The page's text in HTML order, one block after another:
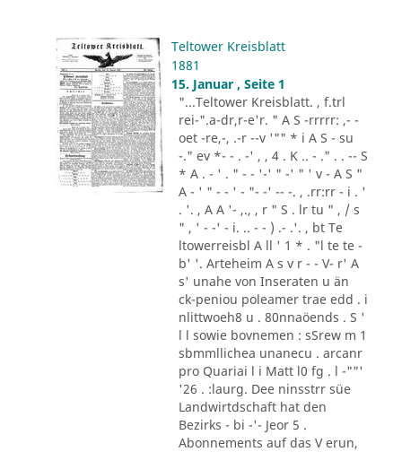
Teltower Kreisblatt
1881
15. Januar , Seite 1
"...Teltower Kreisblatt. , f.trl
rei-".a-dr,r-e'r. " A S -rrrrr: ,- -
oet -re,-, .-r --v '"" * i A S - su
-." ev *- - . -' , , 4 . K .. - ." . . -- S
* A . - ' . " - - '-' " -' " ' v - A S "
A - ' " - - ' - "- -' -- -. , .rr:rr - i . '
. '. , A A '- ,., , r " S . lr tu " , / s
" , ' - -' - i. .. - - ) .- .'. , bt Te
ltowerreisbl A ll ' 1 * . "l te te -
b' '. Arteheim A s v r - - V- r' A
s' unahe von Inseraten u än
ck-peniou poleamer trae edd . i
nlittwoeh8 u . 80nnaöends . S '
l l sowie bovnemen : sSrew m 1
sbmmllichea unanecu . arcanr
pro Quariai l i Matt l0 fg . l -""'
'26 . :laurg. Dee ninsstrr süe
Landwirtdschaft hat den
Bezirks - bi -'- Jeor 5 .
Abonnements auf das V erun,